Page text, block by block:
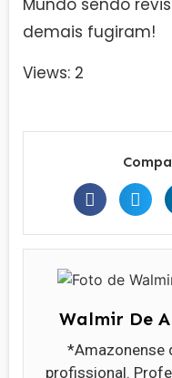
Mundo sendo
demais fugiram!
Views: 2
Walmir De
*Amazonense
profissional.